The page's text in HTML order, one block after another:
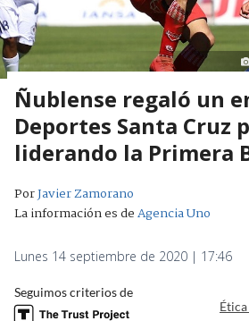
Ñublense regaló un
Deportes Santa Cruz
liderando la Primera
PorJavier Zamorano
La información es deAgencia Uno
Lunes 14 septiembre de 2020 | 17:46
Seguimos criterios de